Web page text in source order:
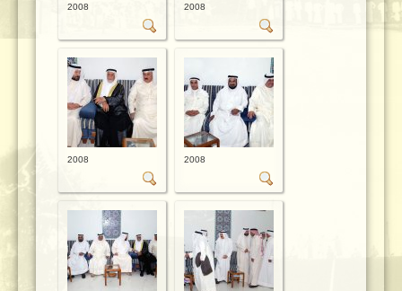
2008 2008
2008 2008